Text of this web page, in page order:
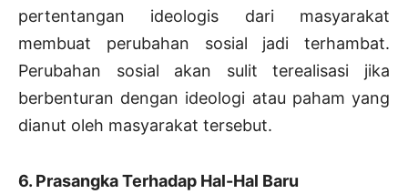
pertentangan ideologis dari masyarakat
membuat perubahan sosial jadi terhambat.
Perubahan sosial akan sulit terealisasi jika
berbenturan dengan ideologi atau paham yang
dianut oleh masyarakat tersebut.
6. Prasangka Terhadap Hal-Hal Baru